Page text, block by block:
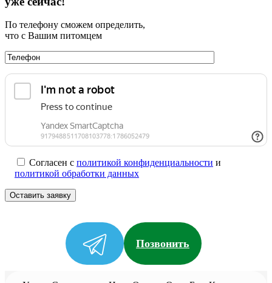
По телефону сможем определить,
что с Вашим питомцем
Согласен с политикой конфиденциальности и
политикой обработки данных
Позвонить